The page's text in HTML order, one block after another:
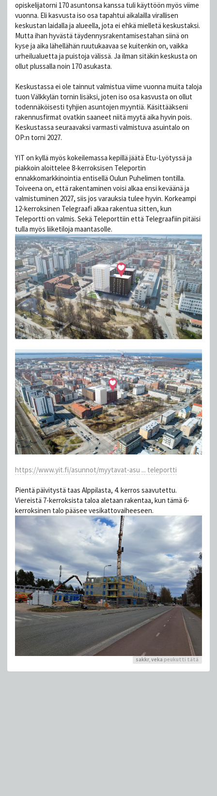
opiskelijatorni 170 asuntonsa kanssa tuli käyttöön myös viime
vuonna. Eli kasvusta iso osa tapahtui aikalailla virallisen
keskustan laidalla ja alueella, jota ei ehkä mielletä keskustaksi.
Mutta ihan hyvästä täydennysrakentamisestahan siinä on
kyse ja aika lähellähän ruutukaavaa se kuitenkin on, vaikka
urheilualuetta ja puistoja välissä. Ja ilman sitäkin keskusta on
ollut plussalla noin 170 asukasta.
Keskustassa ei ole tainnut valmistua viime vuonna muita taloja
tuon Välkkylän tornin lisäksi, joten iso osa kasvusta on ollut
todennäköisesti tyhjien asuntojen myyntiä. Käsittääkseni
rakennusfirmat ovatkin saaneet niitä myytä aika hyvin pois.
Keskustassa seuraavaksi varmasti valmistuva asuintalo on
OP:n torni 2027.
YIT on kyllä myös kokeilemassa kepillä jäätä Etu-Lyötyssä ja
piakkoin aloittelee 8-kerroksisen Teleportin
ennakkomarkkinointia entisellä Oulun Puhelimen tontilla.
Toiveena on, että rakentaminen voisi alkaa ensi keväänä ja
valmistuminen 2027, siis jos varauksia tulee hyvin. Korkeampi
12-kerroksinen Telegraafi alkaa rakentua sitten, kun
Teleportti on valmis. Sekä Teleporttiin että Telegraafiin pitäisi
tulla myös liiketiloja maantasolle.
https://www.yit.fi/asunnot/myytavat-asu ... teleportti
Pientä päivitystä taas Alppilasta, 4. kerros saavutettu.
Viereistä 7-kerroksista taloa aletaan rakentaa, kun tämä 6-
kerroksinen talo pääsee vesikattovaiheeseen.
sakkr,veka peukutti tätä